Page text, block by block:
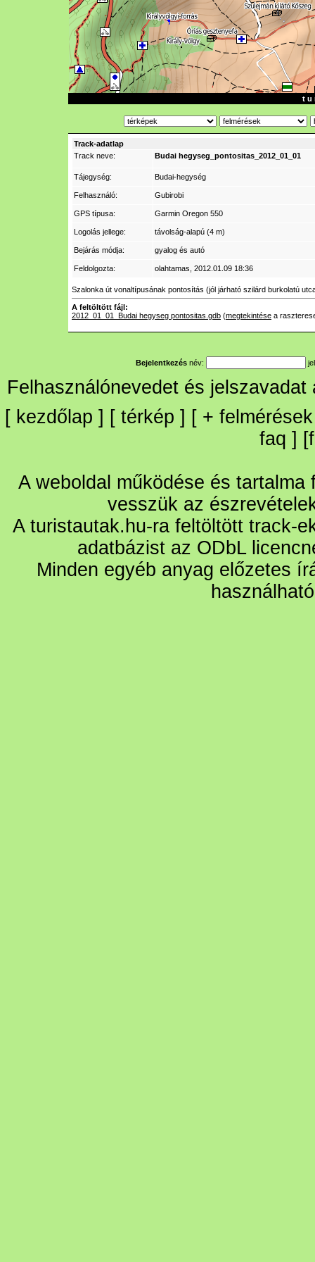
t u
Track-adatlap
Track neve:
Budai hegyseg_pontositas_2012_01_01
Tájegység: Budai-hegység
Felhasználó: Gubirobi
GPS típusa: Garmin Oregon 550
Logolás jellege: távolság-alapú (4 m)
Bejárás módja: gyalog és autó
Feldolgozta: olahtamas , 2012.01.09 18:36
Szalonka út vonaltípusának pontosítás (jól járható szilárd burkolatú
A feltöltött fájl:
2012_01_01_Budai hegyseg pontositas.gdb (megtekintése a
Bejelentkezés név:
Felhasználónevedet és
[ kezdőlap ] [ térkép ] [ + felmérések
faq ] [
A weboldal működése és
vesszük az
A turistautak.hu-ra feltöltött track-
adatbázist az ODbL
Minden egyéb anyag előzetes